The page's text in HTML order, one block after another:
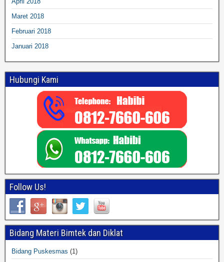
Maret 2018
Februari 2018
Januari 2018
Hubungi Kami
Follow Us!
Bidang Materi Bimtek dan Diklat
Bidang Puskesmas (1)